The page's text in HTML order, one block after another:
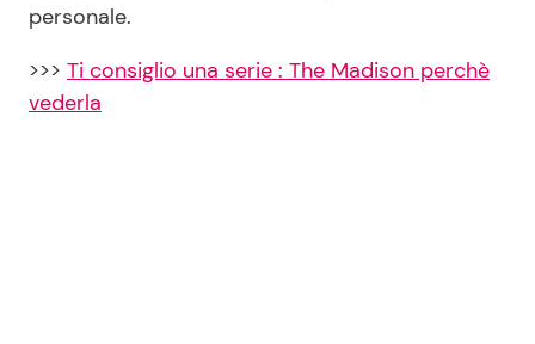
personale.
>>> Ti consiglio una serie : The Madison perchè
vederla